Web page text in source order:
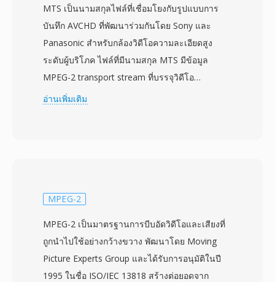
MTS เป็นนามสกุลไฟล์ที่เชื่อมโยงกับรูปแบบการ
บันทึก AVCHD ที่พัฒนาร่วมกันโดย Sony และ
Panasonic สำหรับกล้องวิดีโอความละเอียดสูง
ระดับผู้บริโภค ไฟล์ที่มีนามสกุล MTS มีข้อมูล
MPEG-2 transport stream ที่บรรจุวิดีโอ
H.264/AVC ที่ความละเอียดสูงสุด 1920x1080 คู่กับ
Sony, Panasonic, Canon และผู้ผลิตอื่นๆ เขียน
ชั้นบนการ์ดหน่วยความจำหรือหน่วยจัดเก็บภายใน
พร้อมไฟล์ดัชนีและเพลย์ลิสต์ที่จัดระเบียบคลิป
สำหรับการเล่นในกล้อง การบรรจุแบบ transport
อ่านเพิ่มเติม
MPEG-2
MPEG-2 เป็นมาตรฐานการบีบอัดวิดีโอและเสียงที่
ถูกนำไปใช้อย่างกว้างขวาง พัฒนาโดย Moving
Picture Experts Group และได้รับการอนุมัติในปี
1995 ในชื่อ ISO/IEC 13818 สร้างต่อยอดจาก